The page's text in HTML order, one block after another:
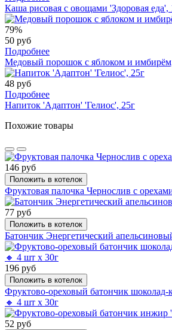
Каша рисовая с овощами 'Здоровая еда',
79%
50 руб
Подробнее
Медовый порошок с яблоком и
48 руб
Подробнее
Напиток 'Адаптон' 'Гелиос', 25г
Похожие товары
146 руб
Положить в котелок
Фруктовая палочка Чернослив с
77 руб
Положить в котелок
Батончик Энергетический
196 руб
Положить в котелок
Фруктово-ореховый батончик шоколад-
🔸 4 шт х 30г
52 руб